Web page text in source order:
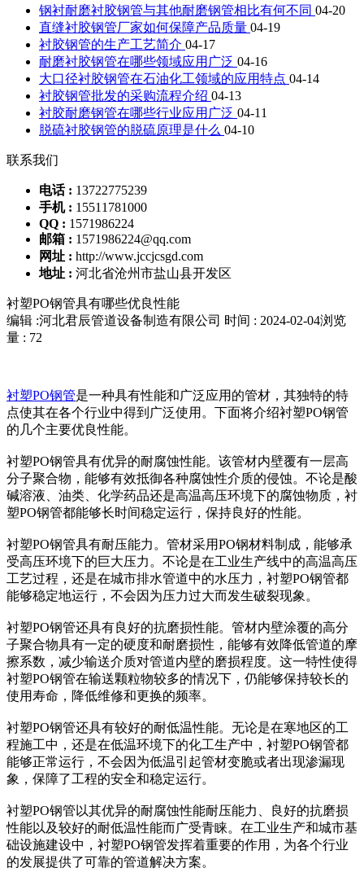
钢衬耐磨衬胶钢管与其他耐磨钢管相比有何不同 04-20
直缝衬胶钢管厂家如何保障产品质量 04-19
衬胶钢管的生产工艺简介 04-17
耐磨衬胶钢管在哪些领域应用广泛 04-16
大口径衬胶钢管在石油化工领域的应用特点 04-14
衬胶钢管批发的采购流程介绍 04-13
衬胶耐磨钢管在哪些行业应用广泛 04-11
脱硫衬胶钢管的脱硫原理是什么 04-10
联系我们
电话 : 13722775239
手机 : 15511781000
QQ : 1571986224
邮箱 : 1571986224@qq.com
网址 : http://www.jccjcsgd.com
地址 : 河北省沧州市盐山县开发区
衬塑PO钢管具有哪些优良性能
编辑 :河北君辰管道设备制造有限公司 时间 : 2024-02-04浏览
量 : 72
衬塑PO钢管是一种具有性能和广泛应用的管材，其独特的特
点使其在各个行业中得到广泛使用。下面将介绍衬塑PO钢管
的几个主要优良性能。
衬塑PO钢管具有优异的耐腐蚀性能。该管材内壁覆有一层高
分子聚合物，能够有效抵御各种腐蚀性介质的侵蚀。不论是酸
碱溶液、油类、化学药品还是高温高压环境下的腐蚀物质，衬
塑PO钢管都能够长时间稳定运行，保持良好的性能。
衬塑PO钢管具有耐压能力。管材采用PO钢材料制成，能够承
受高压环境下的巨大压力。不论是在工业生产线中的高温高压
工艺过程，还是在城市排水管道中的水压力，衬塑PO钢管都
能够稳定地运行，不会因为压力过大而发生破裂现象。
衬塑PO钢管还具有良好的抗磨损性能。管材内壁涂覆的高分
子聚合物具有一定的硬度和耐磨损性，能够有效降低管道的摩
擦系数，减少输送介质对管道内壁的磨损程度。这一特性使得
衬塑PO钢管在输送颗粒物较多的情况下，仍能够保持较长的
使用寿命，降低维修和更换的频率。
衬塑PO钢管还具有较好的耐低温性能。无论是在寒地区的工
程施工中，还是在低温环境下的化工生产中，衬塑PO钢管都
能够正常运行，不会因为低温引起管材变脆或者出现渗漏现
象，保障了工程的安全和稳定运行。
衬塑PO钢管以其优异的耐腐蚀性能耐压能力、良好的抗磨损
性能以及较好的耐低温性能而广受青睐。在工业生产和城市基
础设施建设中，衬塑PO钢管发挥着重要的作用，为各个行业
的发展提供了可靠的管道解决方案。